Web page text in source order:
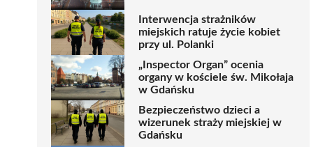
Interwencja strażników
miejskich ratuje życie kobiet
przy ul. Polanki
„Inspector Organ” ocenia
organy w kościele św. Mikołaja
w Gdańsku
Bezpieczeństwo dzieci a
wizerunek straży miejskiej w
Gdańsku